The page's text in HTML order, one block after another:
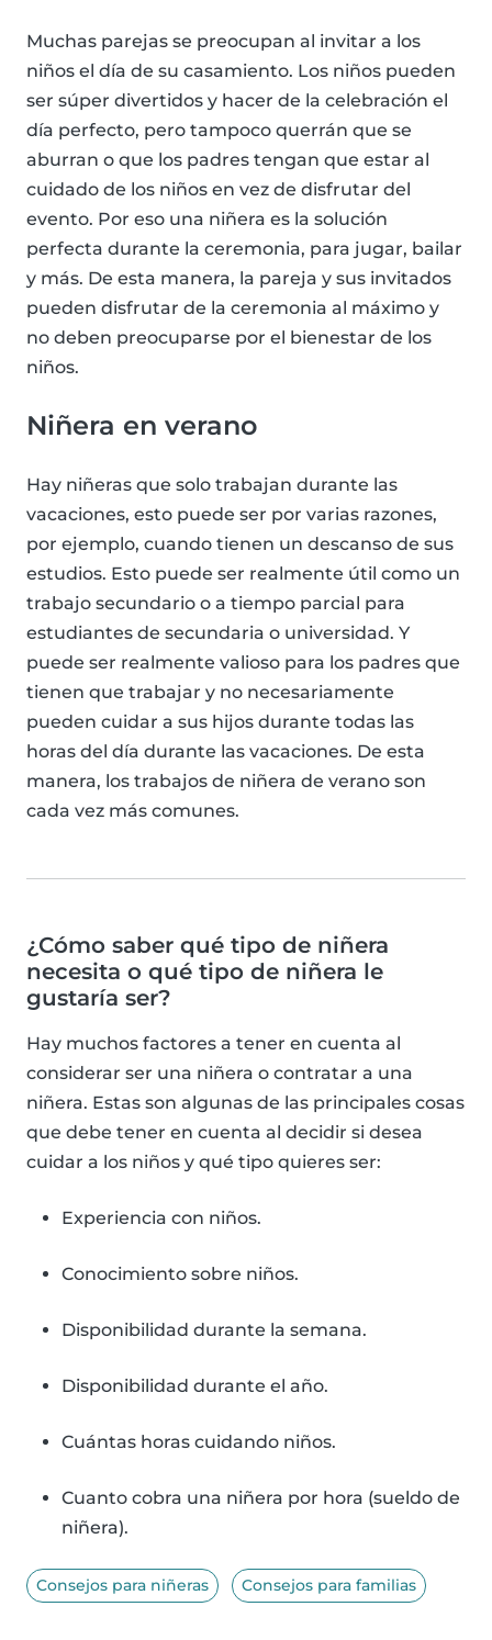
Muchas parejas se preocupan al invitar a los
niños el día de su casamiento. Los niños pueden
ser súper divertidos y hacer de la celebración el
día perfecto, pero tampoco querrán que se
aburran o que los padres tengan que estar al
cuidado de los niños en vez de disfrutar del
evento. Por eso una niñera es la solución
perfecta durante la ceremonia, para jugar, bailar
y más. De esta manera, la pareja y sus invitados
pueden disfrutar de la ceremonia al máximo y
no deben preocuparse por el bienestar de los
niños.
Niñera en verano
Hay niñeras que solo trabajan durante las
vacaciones, esto puede ser por varias razones,
por ejemplo, cuando tienen un descanso de sus
estudios. Esto puede ser realmente útil como un
trabajo secundario o a tiempo parcial para
estudiantes de secundaria o universidad. Y
puede ser realmente valioso para los padres que
tienen que trabajar y no necesariamente
pueden cuidar a sus hijos durante todas las
horas del día durante las vacaciones. De esta
manera, los trabajos de niñera de verano son
cada vez más comunes.
¿Cómo saber qué tipo de niñera
necesita o qué tipo de niñera le
gustaría ser?
Hay muchos factores a tener en cuenta al
considerar ser una niñera o contratar a una
niñera. Estas son algunas de las principales cosas
que debe tener en cuenta al decidir si desea
cuidar a los niños y qué tipo quieres ser:
Experiencia con niños.
Conocimiento sobre niños.
Disponibilidad durante la semana.
Disponibilidad durante el año.
Cuántas horas cuidando niños.
Cuanto cobra una niñera por hora (sueldo de
niñera).
Consejos para niñeras Consejos para familias